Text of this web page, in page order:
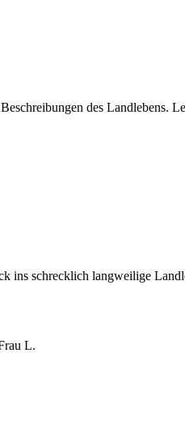
des Landlebens.
ins schrecklich langweilige
L.